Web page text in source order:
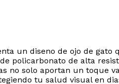
un diseno de ojo de gato
policarbonato de alta
no solo aportan un toque
tu salud visual en